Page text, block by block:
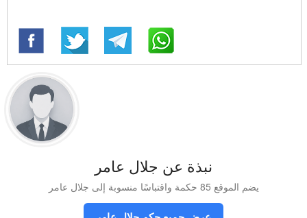
نبذة عن جلال عامر
يضم الموقع 85 حكمة واقتباسًا منسوبة إلى جلال عامر